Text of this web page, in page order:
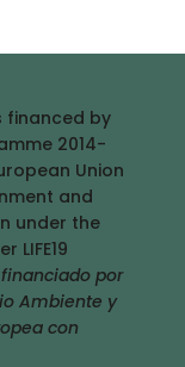
financed by
2014-
Union
and
under the
LIFE19
por
Ambiente y
con